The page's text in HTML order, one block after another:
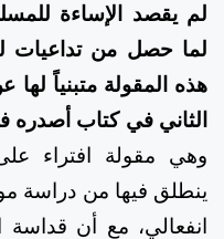
لم يقصد الإساءة
لما حصل من تداعيات
هذه المقولة متبنياً لها
الثاني في كتاب أصدره
وهي مقولة افتراء
ينطلق فيها من دراسة
انفعالي، مع أن قداسة